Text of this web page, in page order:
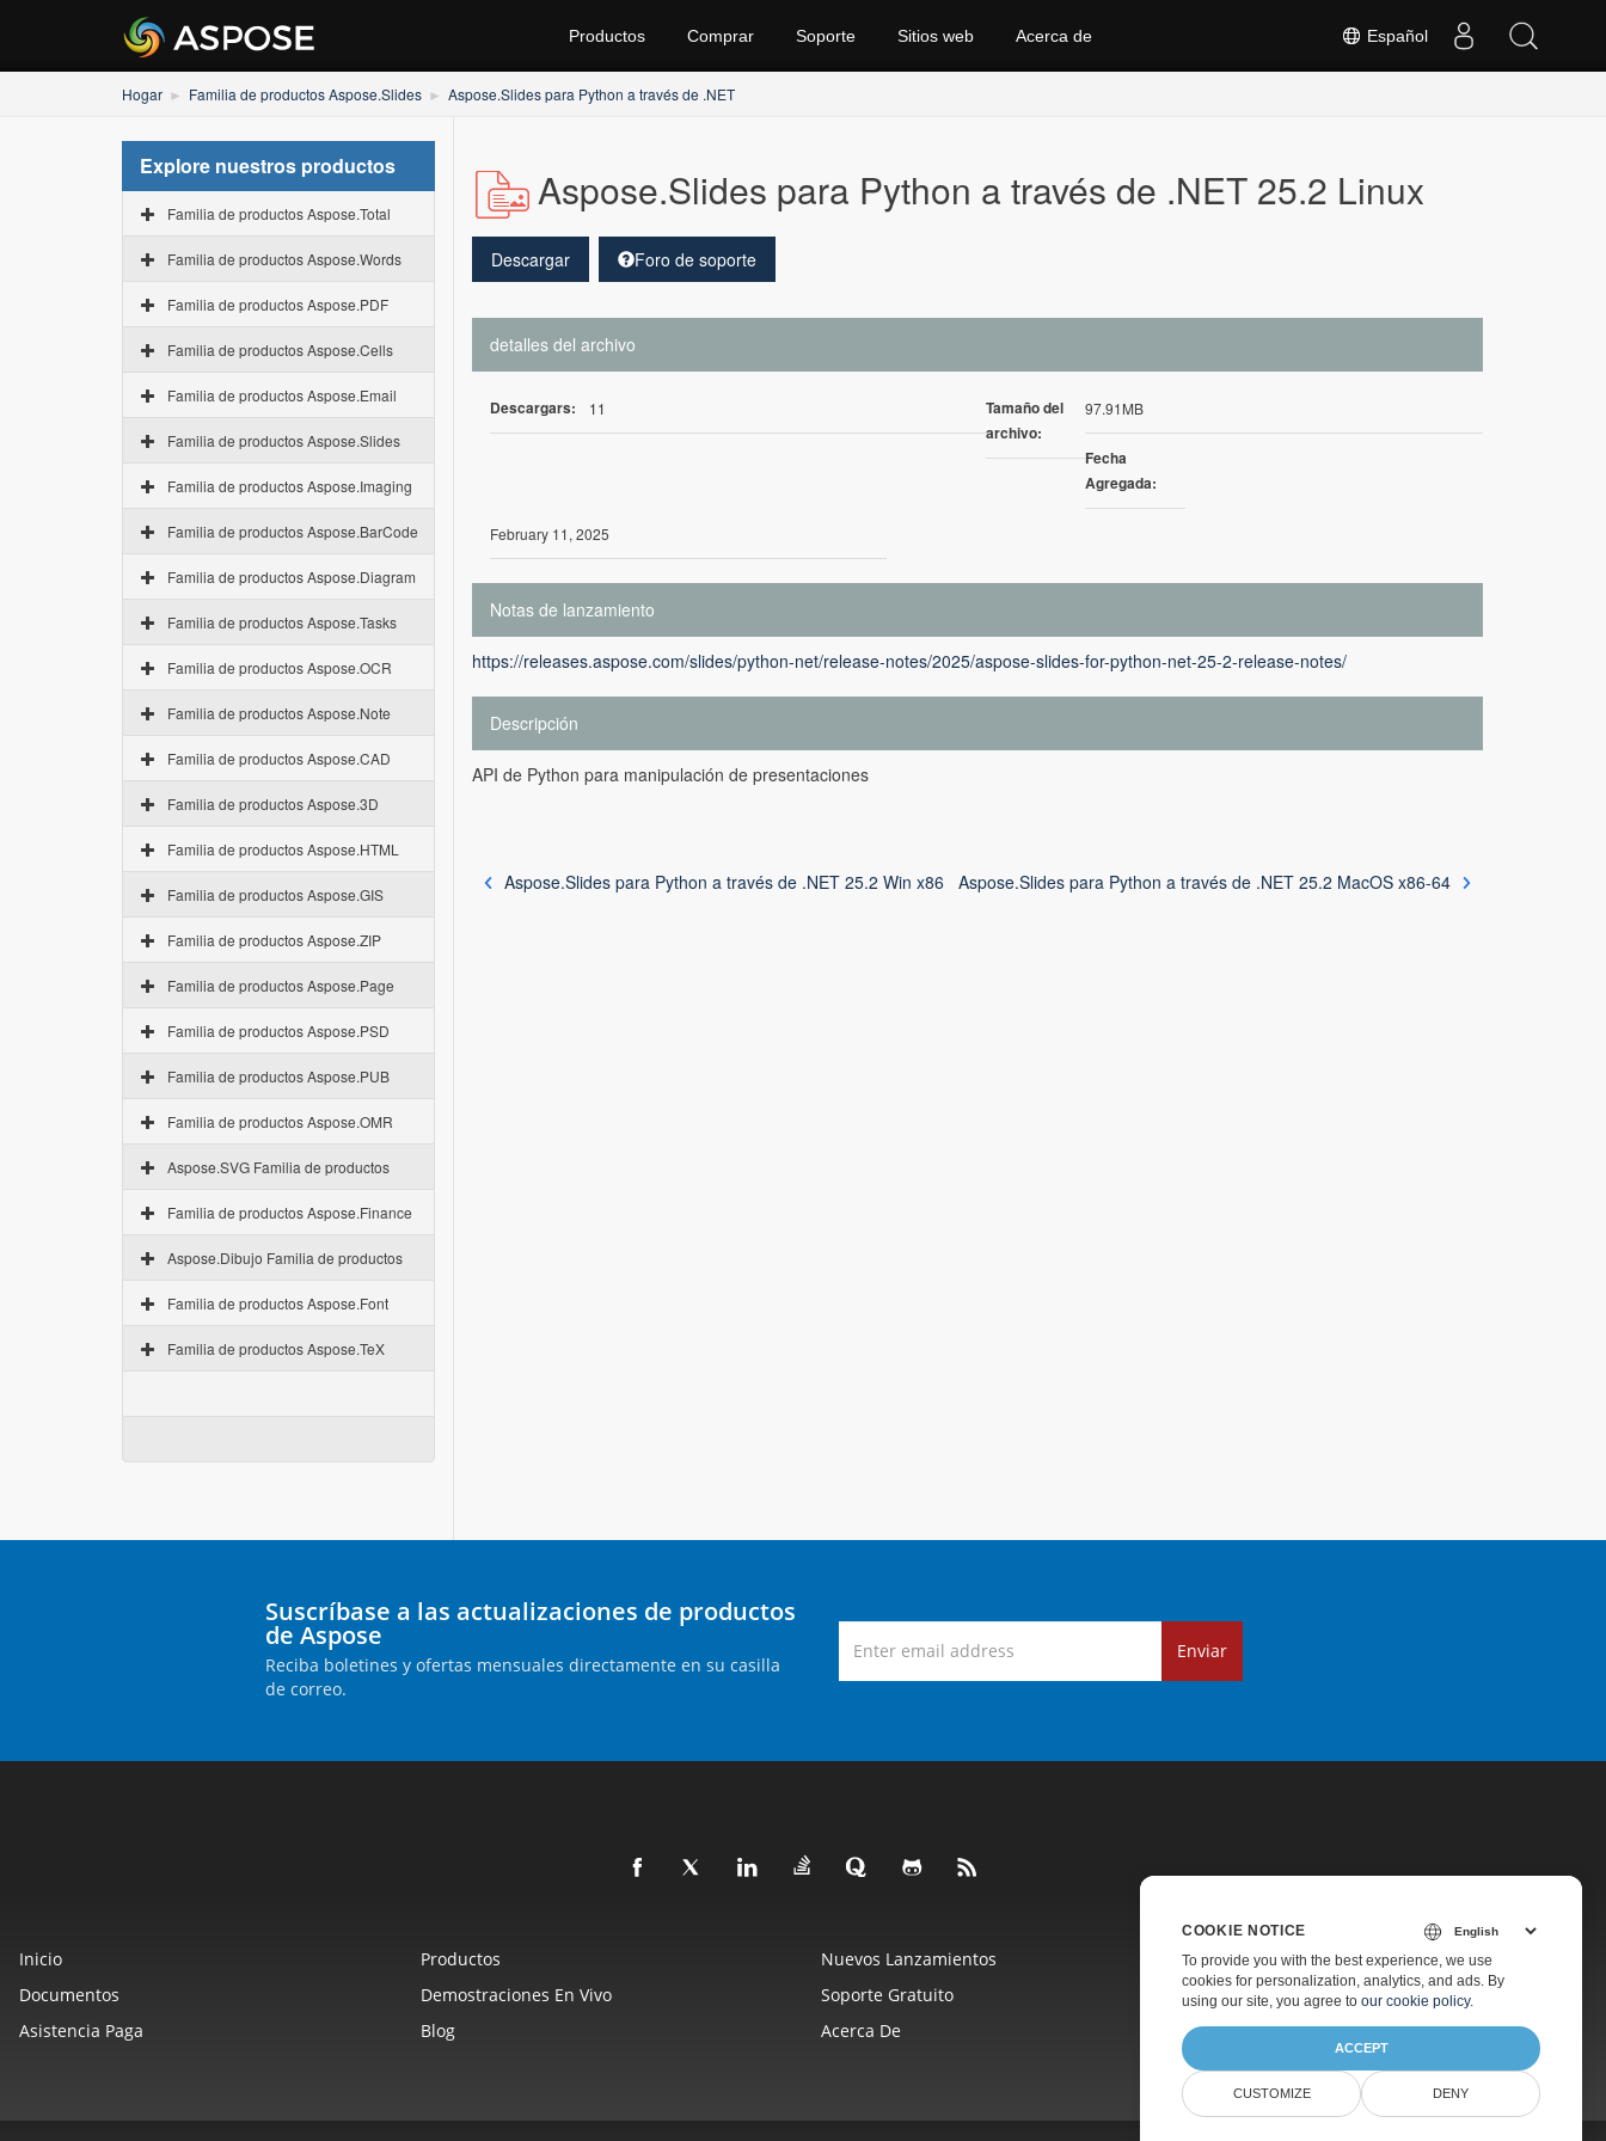
Español
Productos Comprar Soporte Sitios web Acerca de
Hogar Familia de productos Aspose.Slides Aspose.Slides para Python a través de .NET
Explore nuestros productos
Familia de productos Aspose.Total
Familia de productos Aspose.Words
Familia de productos Aspose.PDF
Familia de productos Aspose.Cells
Familia de productos Aspose.Email
Familia de productos Aspose.Slides
Familia de productos Aspose.Imaging
Familia de productos Aspose.BarCode
Familia de productos Aspose.Diagram
Familia de productos Aspose.Tasks
Familia de productos Aspose.OCR
Familia de productos Aspose.Note
Familia de productos Aspose.CAD
Familia de productos Aspose.3D
Familia de productos Aspose.HTML
Familia de productos Aspose.GIS
Familia de productos Aspose.ZIP
Familia de productos Aspose.Page
Familia de productos Aspose.PSD
Familia de productos Aspose.PUB
Familia de productos Aspose.OMR
Aspose.SVG Familia de productos
Familia de productos Aspose.Finance
Aspose.Dibujo Familia de productos
Familia de productos Aspose.Font
Familia de productos Aspose.TeX
Aspose.Slides para Python a través de .NET 25.2 Linux
Descargar Foro de soporte
detalles del archivo
Descargars: 11
Tamaño del
archivo:
97.91MB
Fecha
Agregada:
February 11, 2025
Notas de lanzamiento
https://releases.aspose.com/slides/python-net/release-notes/2025/aspose-slides-for-python-net-25-2-release-notes/
Descripción
API de Python para manipulación de presentaciones
Aspose.Slides para Python a través de .NET 25.2 Win x86 Aspose.Slides para Python a través de .NET 25.2 MacOS x86-64
Suscríbase a las actualizaciones de productos
de Aspose
Reciba boletines y ofertas mensuales directamente en su casilla
de correo.
Enviar
Inicio Productos Nuevos Lanzamientos
Precios
Documentos
Demostraciones En Vivo Soporte Gratuito
Asesoramiento Gratuito
Asistencia Paga
Blog Acerca De
COOKIE NOTICE
To provide you with the best experience, we use
cookies for personalization, analytics, and ads. By
using our site, you agree to our cookie policy.
ACCEPT
CUSTOMIZE DENY